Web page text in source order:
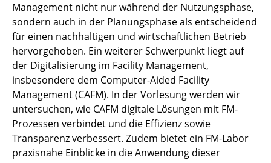
Management nicht nur während der Nutzungsphase,
sondern auch in der Planungsphase als entscheidend
für einen nachhaltigen und wirtschaftlichen Betrieb
hervorgehoben. Ein weiterer Schwerpunkt liegt auf
der Digitalisierung im Facility Management,
insbesondere dem Computer-Aided Facility
Management (CAFM). In der Vorlesung werden wir
untersuchen, wie CAFM digitale Lösungen mit FM-
Prozessen verbindet und die Effizienz sowie
Transparenz verbessert. Zudem bietet ein FM-Labor
praxisnahe Einblicke in die Anwendung dieser